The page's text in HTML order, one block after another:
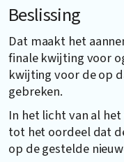
Beslissing
Dat maakt het
finale kwijting voor
kwijting voor de op
gebreken.
In het licht van al
tot het oordeel dat
op de gestelde